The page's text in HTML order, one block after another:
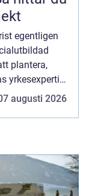
egentligen
plantera,
yrkesexpertis
augusti 2026